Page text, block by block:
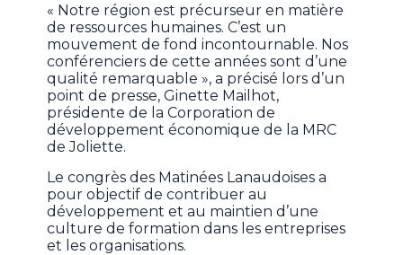
« Notre région est précurseur en matière
de ressources humaines. C’est un
mouvement de fond incontournable. Nos
conférenciers de cette années sont d’une
qualité remarquable », a précisé lors d’un
point de presse, Ginette Mailhot,
présidente de la Corporation de
développement économique de la MRC
de Joliette.
Le congrès des Matinées Lanaudoises a
pour objectif de contribuer au
développement et au maintien d’une
culture de formation dans les entreprises
et les organisations.